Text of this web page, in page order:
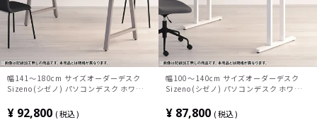
幅141～180cm サイズオーダーデスク
Sizeno(シゼノ) パソコンデスク ホワイト
天然木 パソコンデスク 切り欠き オフィス
デスク テレワークデスク 勉強机 おしゃれ
¥ 92,800 税込
幅100～140cm サイズオーダーデスク
Sizeno(シゼノ) パソコンデスク ホワイト
天然木 パソコンデスク 切り欠き オフィス
デスク テレワークデスク 勉強机 おしゃれ
¥ 87,800 税込